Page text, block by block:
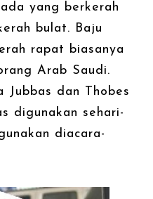
yang berkerah
bulat. Baju
rapat biasanya
Arab Saudi.
Jubbas dan Thobes
digunakan sehari-
diacara-